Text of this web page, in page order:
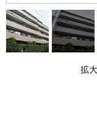
拡